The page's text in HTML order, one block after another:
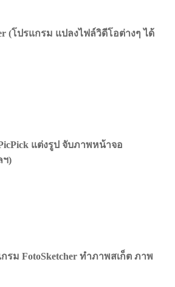
(โปรแกรม แปลงไฟล์วิดีโอต่างๆ ได้
แต่งรูป จับภาพหน้าจอ
ฯ)
กรม FotoSketcher ทำภาพสเก็ต ภาพ